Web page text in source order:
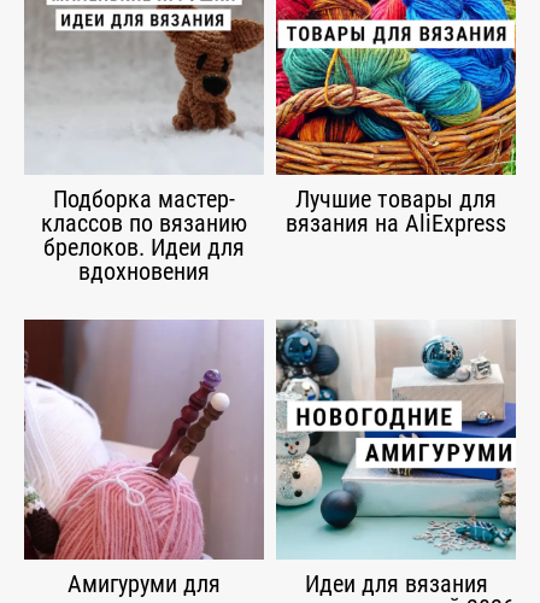
Подборка мастер-
классов по вязанию
брелоков. Идеи для
вдохновения
Лучшие товары для
вязания на AliExpress
Амигуруми для
Идеи для вязания